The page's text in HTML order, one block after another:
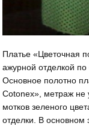
Платье «Цветочная
ажурной отделкой по
Основное полотно
Cotonex», метраж не
мотков зеленого
отделки. В основном